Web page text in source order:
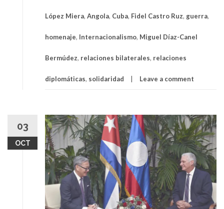
López Miera, Angola, Cuba, Fidel Castro Ruz, guerra,
homenaje, Internacionalismo, Miguel Díaz-Canel
Bermúdez, relaciones bilaterales, relaciones
diplomáticas, solidaridad Leave a comment
03
OCT